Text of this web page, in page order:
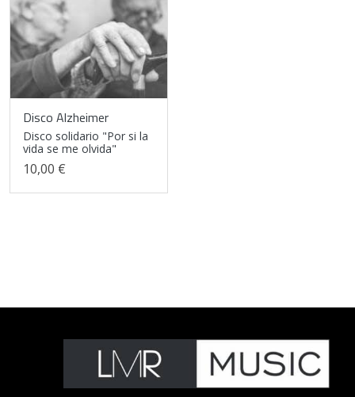
Disco Alzheimer
Disco solidario "Por si la
vida se me olvida"
10,00 €